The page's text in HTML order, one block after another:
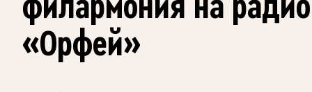
«Орфей»